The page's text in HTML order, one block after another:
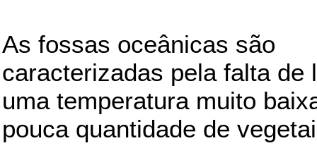
As fossas oceânicas são
caracterizadas pela falta de
uma temperatura muito
pouca quantidade de